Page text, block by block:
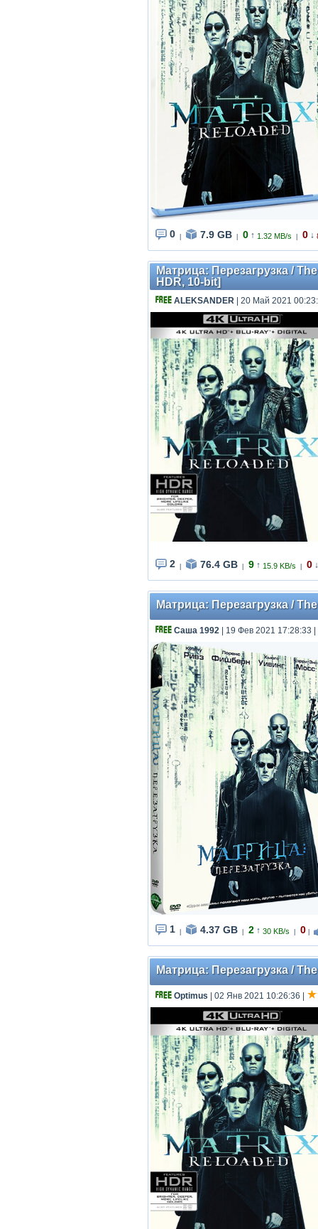
0 7.9 GB 0 ↑ 1.32 MB/s 0 ↓
Матрица: Перезагрузка /
HDR, 10-bit]
ALEKSANDER | 20 Май 2021
2 76.4 GB 9 ↑ 15.9 KB/s 0 ↓
Матрица: Перезагрузка /
Саша 1992 | 19 Фев 2021 17:28:33
1 4.37 GB 2 ↑ 30 KB/s 0
Матрица: Перезагрузка /
Optimus | 02 Янв 2021 10:26:36